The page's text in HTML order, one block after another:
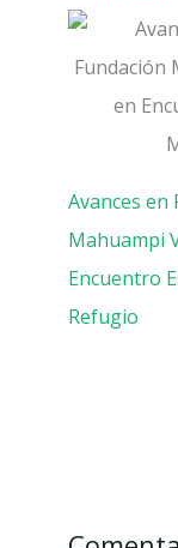
Avances en
Mahuampi
Encuentro
Refugio